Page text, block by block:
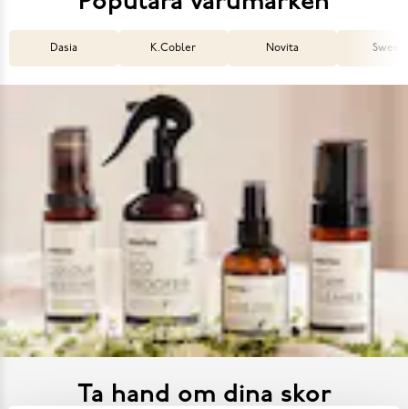
Dasia K.Cobler Novita
Ta hand om dina skor